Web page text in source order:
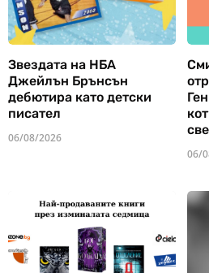
Звездата на НБА
Джейлън Брънсън
дебютира като детски
писател
06/08/2026
06/